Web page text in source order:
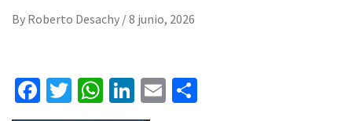
By Roberto Desachy /8 junio, 2026
Facebook
Twitter
WhatsApp
LinkedIn
Email